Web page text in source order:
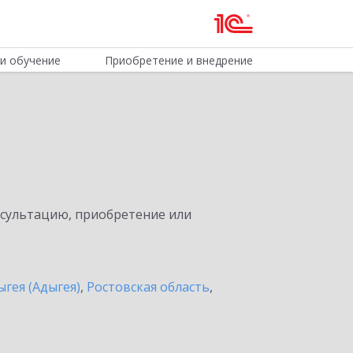
обучение Приобретение и внедрение
приобретение или
(Адыгея), Ростовская область,